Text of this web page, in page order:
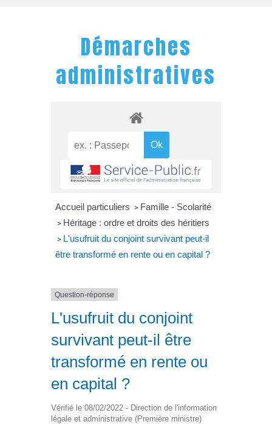
Démarches
administratives
Accueil particuliers > Famille - Scolarité
> Héritage : ordre et droits des héritiers
> L'usufruit du conjoint survivant peut-il
être transformé en rente ou en capital ?
Question-réponse
L'usufruit du conjoint
survivant peut-il être
transformé en rente ou
en capital ?
Vérifié le 08/02/2022 - Direction de l'information
légale et administrative (Première ministre)